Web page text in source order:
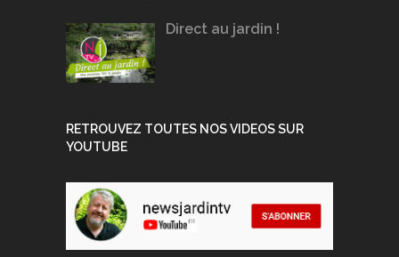
Direct au jardin !
RETROUVEZ TOUTES NOS VIDEOS SUR
YOUTUBE